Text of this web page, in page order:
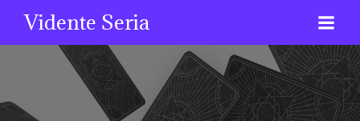
Vidente Seria